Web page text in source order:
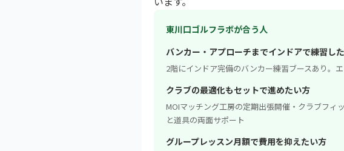
東川口ゴルフラボが合う人
バンカー・アプローチまでインドアで練習し
2階にインドア完備のバンカー練習ブースあり。
クラブの最適化もセットで進めたい方
MOIマッチング工房の定期出張開催・クラブフィ
と道具の両面サポート
グループレッスン月額で費用を抑えたい方